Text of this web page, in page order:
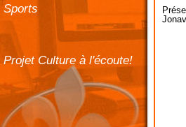
Sports
Projet Culture à l'écoute!